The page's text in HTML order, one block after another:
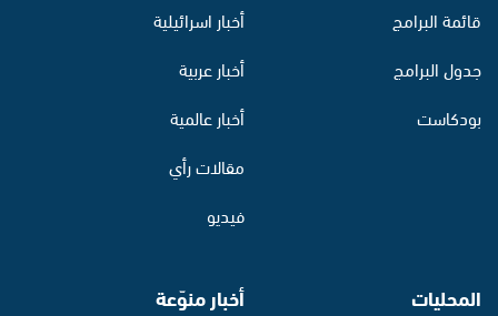
قائمة البرامج
جدول البرامج
بودكاست
أخبار اسرائيلية
أخبار عربية
أخبار عالمية
مقالات رأي
فيديو
المحليات أخبار منوّعة